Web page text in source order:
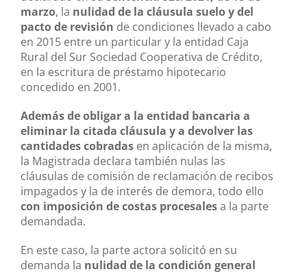
marzo, la nulidad de la cláusula suelo y del
pacto de revisión de condiciones llevado a cabo
en 2015 entre un particular y la entidad Caja
Rural del Sur Sociedad Cooperativa de Crédito,
en la escritura de préstamo hipotecario
concedido en 2001.
Además de obligar a la entidad bancaria a
eliminar la citada cláusula y a devolver las
cantidades cobradas en aplicación de la misma,
la Magistrada declara también nulas las
cláusulas de comisión de reclamación de recibos
impagados y la de interés de demora, todo ello
con imposición de costas procesalesa la parte
demandada.
En este caso, la parte actora solicitó en su
demanda la nulidad de la condición general